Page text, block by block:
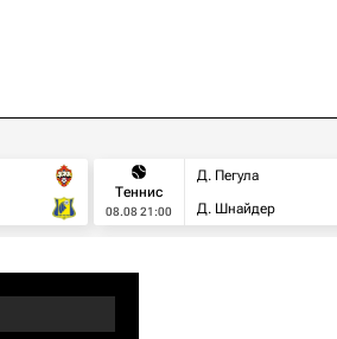
Теннис
08.08 21:00
Д. Пегула
Д. Шнайдер